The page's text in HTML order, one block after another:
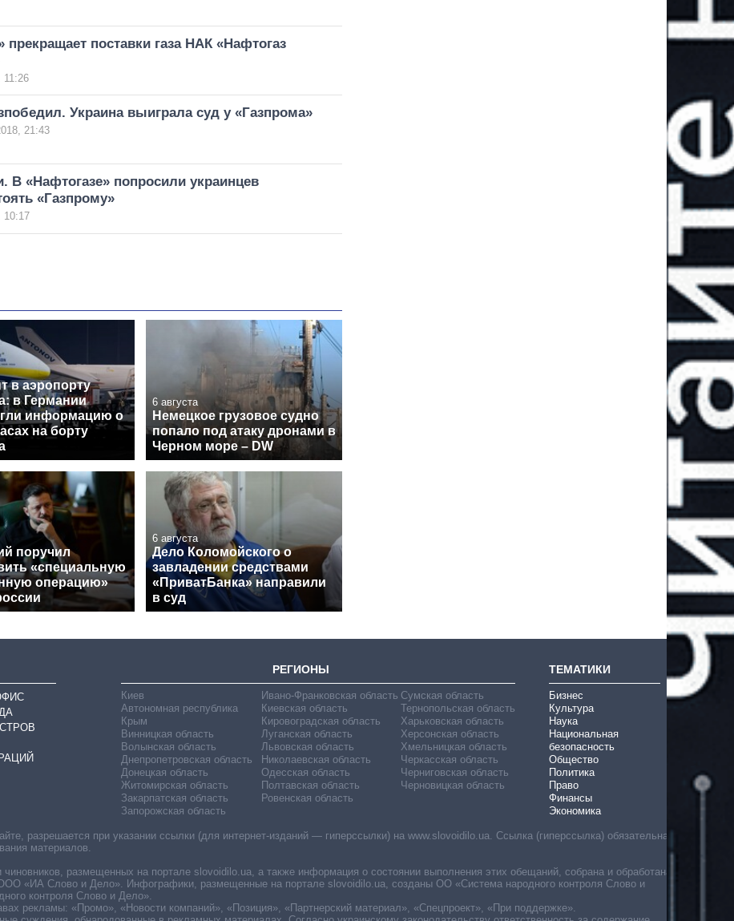
прекращает поставки газа НАК «Нафтогаз
11:26
Украина выиграла суд у «Газпрома»
21:43
В «Нафтогазе» попросили украинцев
«Газпрому»
10:17
в аэропорту
в Германии
информацию о
на борту
6 августа
Немецкое грузовое судно
попало под атаку дронами в
Черном море – DW
поручил
«специальную
операцию»
6 августа
Дело Коломойского о
завладении средствами
«ПриватБанка» направили
в суд
РЕГИОНЫ
Киев
Автономная республика
Крым
Винницкая область
Волынская область
Днепропетровская область
Донецкая область
Житомирская область
Закарпатская область
Запорожская область
Ивано-Франковская область
Киевская область
Кировоградская область
Луганская область
Львовская область
Николаевская область
Одесская область
Полтавская область
Ровенская область
Сумская область
Тернопольская область
Харьковская область
Херсонская область
Хмельницкая область
Черкасская область
Черниговская область
Черновицкая область
ТЕМАТИКИ
Бизнес
Культура
Наука
Национальная
безопасность
Общество
Политика
Право
Финансы
Экономика
разрешается при указании ссылки (для интернет-изданий — гиперссылки) на www.slovoidilo.ua. Ссылка (гиперссылка) обязательна
материалов.
размещенных на портале slovoidilo.ua, а также информация о состоянии выполнения этих обещаний, собрана и обработана
«ИА Слово и Дело». Инфографики, размещенные на портале slovoidilo.ua, созданы ОО «Система народного контроля Слово и
контроля Слово и Дело».
рекламы: «Промо», «Новости компаний», «Позиция», «Партнерский материал», «Спецпроект», «При поддержке».